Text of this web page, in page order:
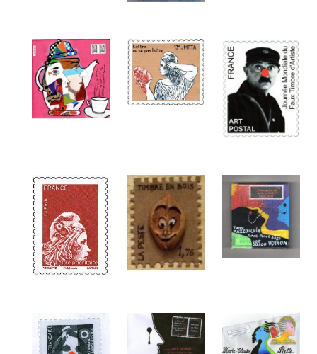
Statut / Organisation
J'accepte lestermes et conditions
Nom
Prénom
J'accepte les termes et conditions
* Champ obligatoire